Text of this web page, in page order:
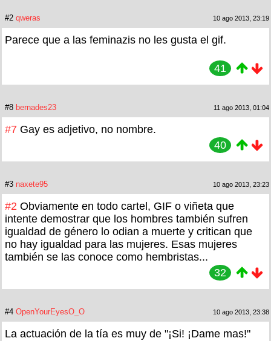
#2 qweras 10 ago 2013, 23:19
Parece que a las feminazis no les gusta el gif.
41
#8 bernades23 11 ago 2013, 01:04
#7 Gay es adjetivo, no nombre.
40
#3 naxete95 10 ago 2013, 23:23
#2 Obviamente en todo cartel, GIF o viñeta que
intente demostrar que los hombres también sufren
igualdad de género lo odian a muerte y critican que
no hay igualdad para las mujeres. Esas mujeres
también se las conoce como hembristas...
32
#4 OpenYourEyesO_O 10 ago 2013, 23:38
La actuación de la tía es muy de "¡Si! ¡Dame mas!"